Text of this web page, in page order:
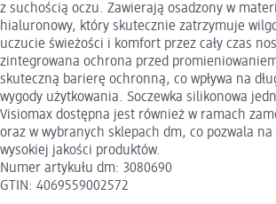
z suchością oczu. Zawierają osadzony w
hialuronowy, który skutecznie zatrzymuje
uczucie świeżości i komfort przez cały czas
zintegrowana ochrona przed
skuteczną barierę ochronną, co wpływa na
wygody użytkowania. Soczewka silikonowa
Visiomax dostępna jest również w ramach
oraz w wybranych sklepach dm, co pozwala na
wysokiej jakości produktów.
Numer artykułu dm: 3080690
GTIN: 4069559002572